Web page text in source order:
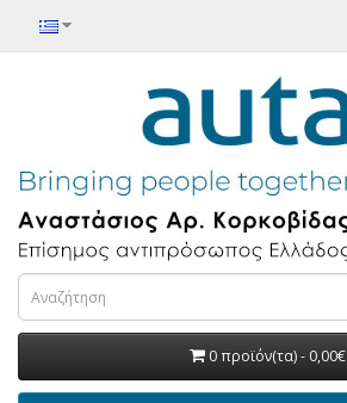
0 προϊόν(τα) - 0,00€